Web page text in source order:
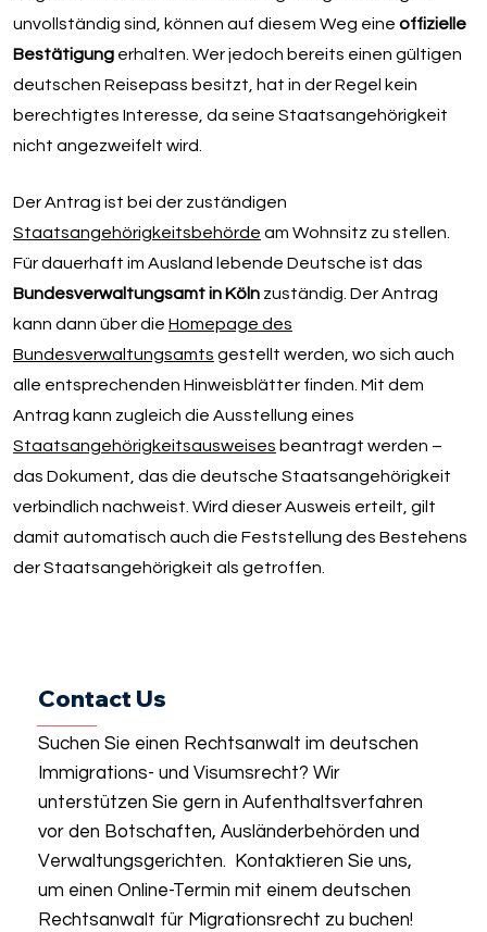
unvollständig sind, können auf diesem Weg eine offizielle
Bestätigungerhalten. Wer jedoch bereits einen gültigen
deutschen Reisepass besitzt, hat in der Regel kein
berechtigtes Interesse, da seine Staatsangehörigkeit
nicht angezweifelt wird.
Der Antrag ist bei der zuständigen
Staatsangehörigkeitsbehörde am Wohnsitz zu stellen.
Für dauerhaft im Ausland lebende Deutsche ist das
Bundesverwaltungsamt in Kölnzuständig. Der Antrag
kann dann über die Homepage des
Bundesverwaltungsamts gestellt werden, wo sich auch
alle entsprechenden Hinweisblätter finden. Mit dem
Antrag kann zugleich die Ausstellung eines
Staatsangehörigkeitsausweises beantragt werden –
das Dokument, das die deutsche Staatsangehörigkeit
verbindlich nachweist. Wird dieser Ausweis erteilt, gilt
damit automatisch auch die Feststellung des Bestehens
der Staatsangehörigkeit als getroffen.
Contact Us
Suchen Sie einen Rechtsanwalt im deutschen
Immigrations- und Visumsrecht? Wir
unterstützen Sie gern in Aufenthaltsverfahren
vor den Botschaften, Ausländerbehörden und
Verwaltungsgerichten. Kontaktieren Sie uns,
um einen Online-Termin mit einem deutschen
Rechtsanwalt für Migrationsrecht zu buchen!